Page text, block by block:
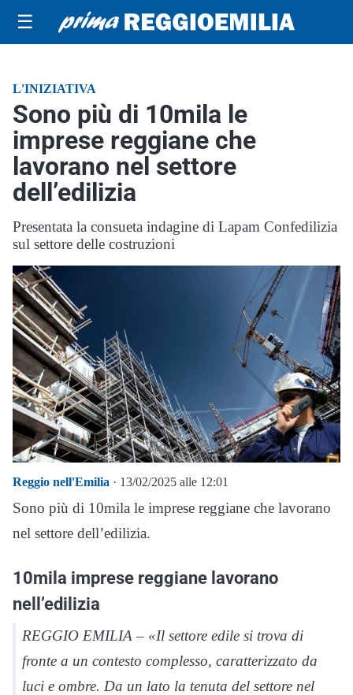
☰
L'INIZIATIVA
Sono più di 10mila le
imprese reggiane che
lavorano nel settore
dell’edilizia
Presentata la consueta indagine di Lapam Confedilizia
sul settore delle costruzioni
Reggio nell'Emilia · 13/02/2025 alle 12:01
Sono più di 10mila le imprese reggiane che lavorano
nel settore dell’edilizia.
10mila imprese reggiane lavorano
nell’edilizia
REGGIO EMILIA – «Il settore edile si trova di
fronte a un contesto complesso, caratterizzato da
luci e ombre. Da un lato la tenuta del settore nel